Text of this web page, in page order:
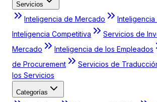
Servicios
Inteligencia de Mercado
Inteligencia Competitiva
Servicios de
Mercado
Inteligencia de los Empleados
de Procurement
Servicios de
los Servicios
Categorías